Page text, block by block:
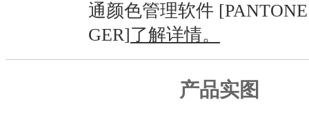
通颜色管理软件
GER]了解详情。
产品实图